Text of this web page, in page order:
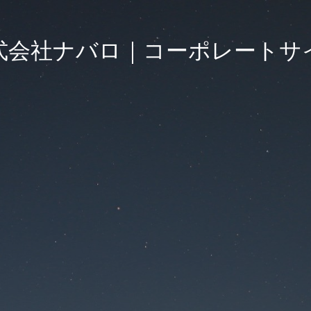
会社ナバロ｜コーポレートサ